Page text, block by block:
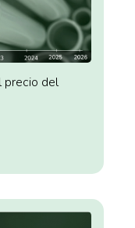
precio del